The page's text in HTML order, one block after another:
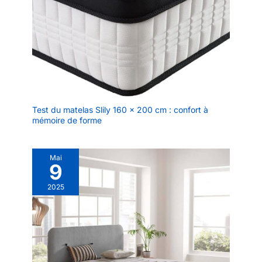
Test du matelas Slily 160 x 200 cm : confort à
mémoire de forme
Mai
9
2025